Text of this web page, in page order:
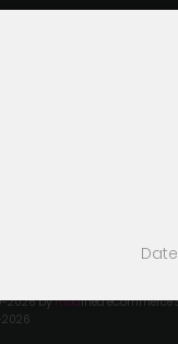
2026 bymodified eCommerce